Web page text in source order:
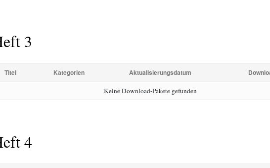
3
Titel Kategorien Aktualisierungsdatum
Keine Download-Pakete gefunden
4